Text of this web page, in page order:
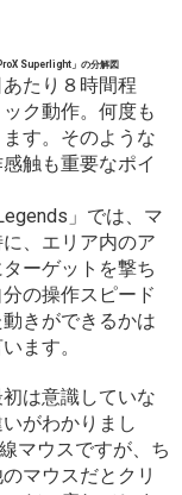
Superlight」の分解図
たり８時間程
ク動作。何度も
す。そのような
触も重要なポイ
」では、マ
、エリア内のア
ーゲットを撃ち
の操作スピード
きができるかは
ます。
は意識していな
がわかりまし
マウスですが、ち
マウスだとクリ